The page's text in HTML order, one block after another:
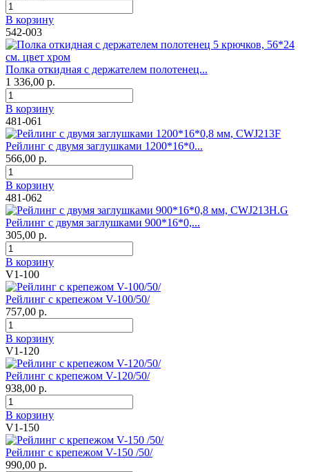
В корзину
542-003
Полка откидная с держателем полотенец...
1 336,00 р.
В корзину
481-061
Рейлинг с двумя заглушками 1200*16*0...
566,00 р.
В корзину
481-062
Рейлинг с двумя заглушками 900*16*0,...
305,00 р.
В корзину
V1-100
Рейлинг с крепежом V-100/50/
757,00 р.
В корзину
V1-120
Рейлинг с крепежом V-120/50/
938,00 р.
В корзину
V1-150
Рейлинг с крепежом V-150 /50/
990,00 р.